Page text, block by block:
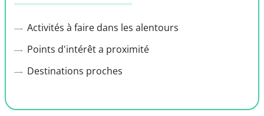
Activités à faire dans les alentours
Points d'intérêt a proximité
Destinations proches